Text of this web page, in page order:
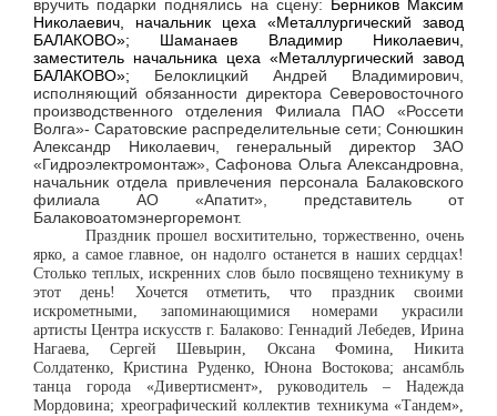
вручить подарки поднялись на сцену: Берников Максим
Николаевич, начальник цеха «Металлургический завод
БАЛАКОВО»; Шаманаев Владимир Николаевич,
заместитель начальника цеха «Металлургический завод
БАЛАКОВО»; Белоклицкий Андрей Владимирович,
исполняющий обязанности директора Северовосточного
производственного отделения Филиала ПАО «Россети
Волга»- Саратовские распределительные сети; Сонюшкин
Александр Николаевич, генеральный директор ЗАО
«Гидроэлектромонтаж», Сафонова Ольга Александровна,
начальник отдела привлечения персонала Балаковского
филиала АО «Апатит», представитель от
Балаковоатомэнергоремонт.
Праздник прошел восхитительно, торжественно, очень
ярко, а самое главное, он надолго останется в наших сердцах!
Столько теплых, искренних слов было посвящено техникуму в
этот день! Хочется отметить, что праздник своими
искрометными, запоминающимися номерами украсили
артисты Центра искусств г. Балаково: Геннадий Лебедев, Ирина
Нагаева, Сергей Шевырин, Оксана Фомина, Никита
Солдатенко, Кристина Руденко, Юнона Востокова; ансамбль
танца города «Дивертисмент», руководитель – Надежда
Мордовина; хреографический коллектив техникума «Тандем»,